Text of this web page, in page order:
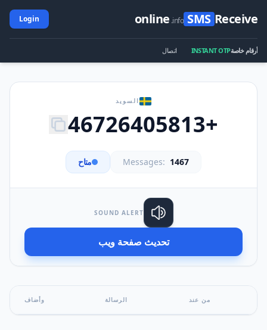
Receive
SMS
online .info
Login
أرقام خاصةINSTANT OTP اتصال
السويد
+46726405813
Messages: 1467 متاح
SOUND ALERT
تحديث صفحة ويب
من عند الرسالة وأضاف